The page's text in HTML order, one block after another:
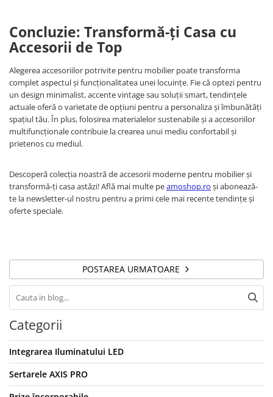
Concluzie: Transformă-ți Casa cu
Accesorii de Top
Alegerea accesoriilor potrivite pentru mobilier poate transforma
complet aspectul și funcționalitatea unei locuințe. Fie că optezi pentru
un design minimalist, accente vintage sau soluții smart, tendințele
actuale oferă o varietate de opțiuni pentru a personaliza și îmbunătăți
spațiul tău. În plus, folosirea materialelor sustenabile și a accesoriilor
multifuncționale contribuie la crearea unui mediu confortabil și
prietenos cu mediul.
Descoperă colecția noastră de accesorii moderne pentru mobilier și
transformă-ți casa astăzi! Află mai multe peamoshop.ro și abonează-
te la newsletter-ul nostru pentru a primi cele mai recente tendințe și
oferte speciale.
POSTAREA URMATOARE
Categorii
Integrarea Iluminatului LED
Sertarele AXIS PRO